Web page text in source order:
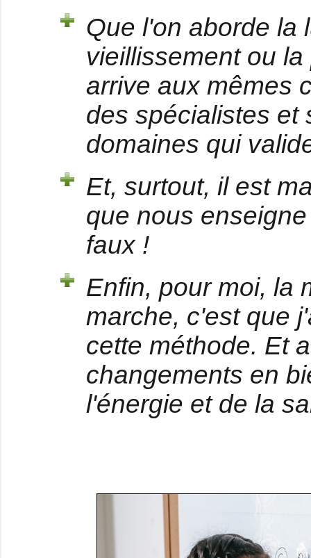
Que l'on aborde la
vieillissement ou
arrive aux mêmes
des spécialistes et
domaines qui
Et, surtout, il est
que nous
faux !
Enfin, pour moi, la
marche, c'est que
cette méthode. Et
changements en
l'énergie et de la